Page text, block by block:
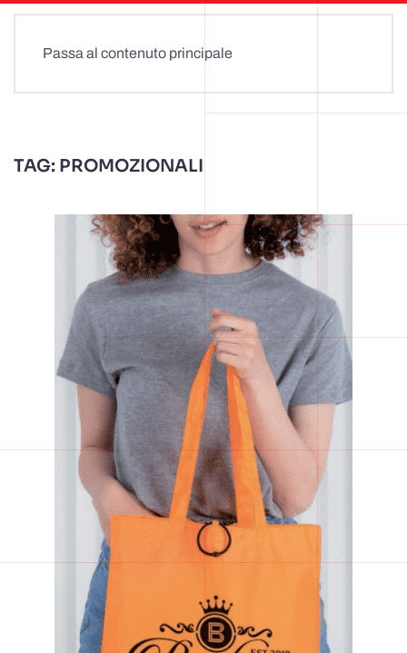
Passa al contenuto principale
TAG: PROMOZIONALI